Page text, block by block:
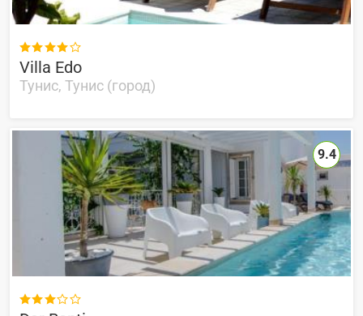

Villa Edo
Тунис, Тунис (город)

9.4